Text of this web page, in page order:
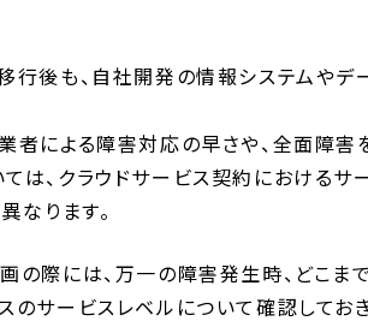
行後も、自社開発の情報システムや
者による障害対応の早さや、全面障
は、クラウドサービス契約におけるサ
なります。
の際には、万一の障害発生時、どこま
のサービスレベルについて確認しておき